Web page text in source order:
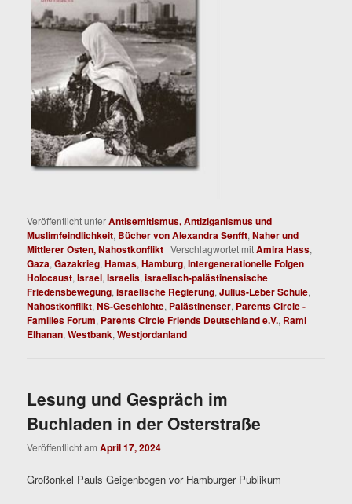
Veröffentlicht unterAntisemitismus, Antiziganismus und
Muslimfeindlichkeit, Bücher von Alexandra Senfft,Naher und
Mittlerer Osten, Nahostkonflikt |Verschlagwortet mitAmira Hass,
Gaza,Gazakrieg,Hamas,Hamburg,Intergenerationelle Folgen
Holocaust,Israel,Israelis,israelisch-palästinensische
Friedensbewegung,israelische Regierung,Julius-Leber Schule,
Nahostkonflikt,NS-Geschichte, Palästinenser, Parents Circle -
Families Forum, Parents Circle Friends Deutschland e.V., Rami
Elhanan,Westbank,Westjordanland
Lesung und Gespräch im
Buchladen in der Osterstraße
Veröffentlicht amApril 17, 2024
Großonkel Pauls Geigenbogen vor Hamburger Publikum